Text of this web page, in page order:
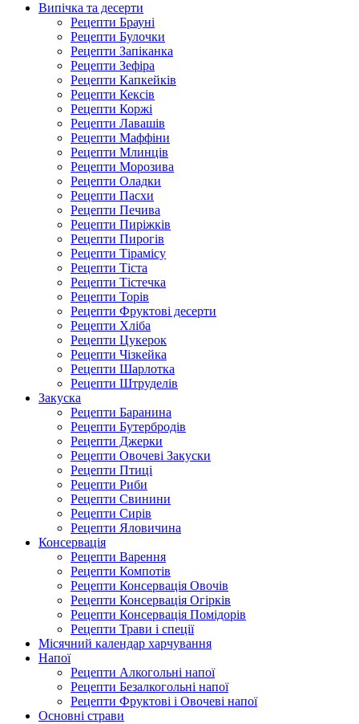
Випічка та десерти
Рецепти Брауні
Рецепти Булочки
Рецепти Запіканка
Рецепти Зефіра
Рецепти Капкейків
Рецепти Кексів
Рецепти Коржі
Рецепти Лавашів
Рецепти Маффіни
Рецепти Млинців
Рецепти Морозива
Рецепти Оладки
Рецепти Пасхи
Рецепти Печива
Рецепти Пиріжків
Рецепти Пирогів
Рецепти Тірамісу
Рецепти Тіста
Рецепти Тістечка
Рецепти Торів
Рецепти Фруктові десерти
Рецепти Хліба
Рецепти Цукерок
Рецепти Чізкейка
Рецепти Шарлотка
Рецепти Штруделів
Закуска
Рецепти Баранина
Рецепти Бутербродів
Рецепти Джерки
Рецепти Овочеві Закуски
Рецепти Птиці
Рецепти Риби
Рецепти Свинини
Рецепти Сирів
Рецепти Яловичина
Консервація
Рецепти Варення
Рецепти Компотів
Рецепти Консервація Овочів
Рецепти Консервація Огірків
Рецепти Консервація Помідорів
Рецепти Трави і спеції
Місячний календар харчування
Напої
Рецепти Алкогольні напої
Рецепти Безалкогольні напої
Рецепти Фруктові і Овочеві напої
Основні страви